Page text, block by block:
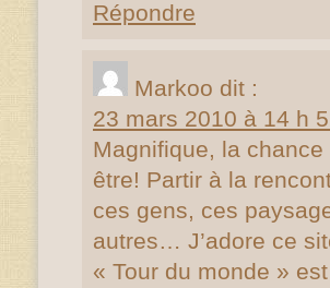
Répondre
Markoo dit :
23 mars 2010 à 14 h
Magnifique, la chance
être! Partir à la
ces gens, ces
autres… J’adore ce
« Tour du monde »